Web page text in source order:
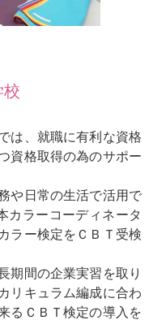
校
は、就職に有利な資格
資格取得の為のサポー
や日常の生活で活用で
カラーコーディネータ
ラー検定をＣＢＴ受検
期間の企業実習を取り
リキュラム編成に合わ
るＣＢＴ検定の導入を